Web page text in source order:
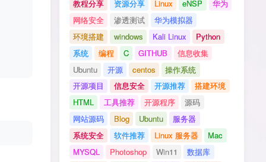
教程分享 资源分享 Linux eNSP
华为
网络安全
渗透测试
华为模拟器
环境搭建
windows Kali Linux
Python
系统
编程 C GITHUB
信息收集
Ubuntu
开源 centos
操作系统
开源项目
信息安全 开源推荐
搭建环境
HTML
工具推荐 开源程序
源码
网站源码
Blog Ubuntu
服务器
系统安全
软件推荐 Linux 服务器
Mac
MYSQL
Photoshop Win11
数据库